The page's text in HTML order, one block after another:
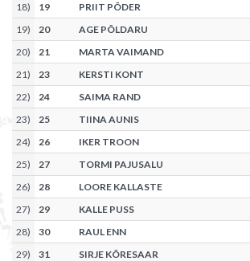
18) 19 PRIIT PÕDER
19) 20 AGE PÕLDARU
20) 21 MARTA VAIMAND
21) 23 KERSTI KONT
22) 24 SAIMA RAND
23) 25 TIINA AUNIS
24) 26 IKER TROON
25) 27 TORMI PAJUSALU
26) 28 LOORE KALLASTE
27) 29 KALLE PUSS
28) 30 RAUL ENN
29) 31 SIRJE KÕRESAAR